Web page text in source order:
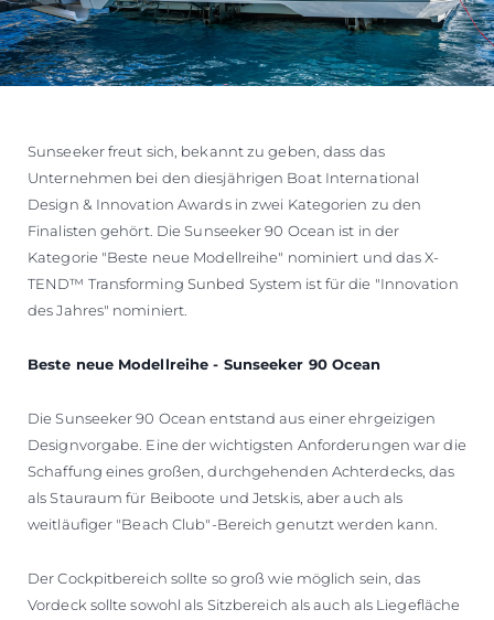
Sunseeker freut sich, bekannt zu geben, dass das
Unternehmen bei den diesjährigen Boat International
Design & Innovation Awards in zwei Kategorien zu den
Finalisten gehört. Die Sunseeker 90 Ocean ist in der
Kategorie "Beste neue Modellreihe" nominiert und das X-
TEND™ Transforming Sunbed System ist für die "Innovation
des Jahres" nominiert.
Beste neue Modellreihe - Sunseeker 90 Ocean
Die Sunseeker 90 Ocean entstand aus einer ehrgeizigen
Designvorgabe. Eine der wichtigsten Anforderungen war die
Schaffung eines großen, durchgehenden Achterdecks, das
als Stauraum für Beiboote und Jetskis, aber auch als
weitläufiger "Beach Club"-Bereich genutzt werden kann.
Der Cockpitbereich sollte so groß wie möglich sein, das
Vordeck sollte sowohl als Sitzbereich als auch als Liegefläche